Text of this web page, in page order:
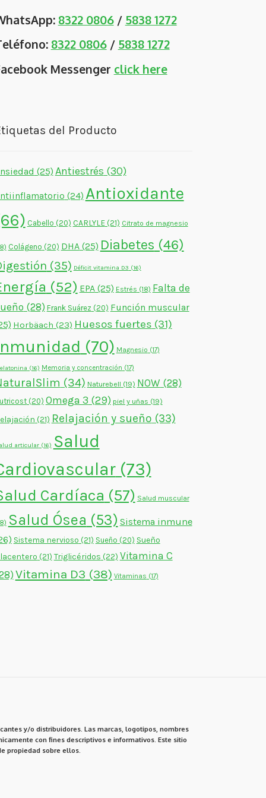
8322 0806/ 5838 1272
8322 0806/ 5838 1272
Messenger click here
del Producto
(25) Antiestrés (30)
(24) Antioxidante
Cabello (20) CARLYLE(21) Citrato de magnesio
Colágeno (20) DHA(25) Diabetes (46)
(35) Déficit vitamina D3 (16)
(52) EPA(25) Estrés (18) Falta de
(28) Frank Suárez (20) Función muscular
Horbäach (23) Huesos fuertes (31)
(70) Magnesio (17)
(16) Memoria y concentración (17)
(34) Naturebell (19) NOW (28)
(20) Omega 3 (29) piel y uñas (19)
(21) Relajación y sueño (33)
articular(16) Salud
(73)
Cardíaca (57) Salud muscular
Salud Ósea (53) Sistema inmune
Sistema nervioso (21) Sueño (20) Sueño
(21) Triglicéridos (22) Vitamina C
Vitamina D3 (38) Vitaminas (17)
y/o distribuidores. Las marcas, logotipos, nombres
con fines descriptivos e informativos. Este sitio
propiedad sobre ellos.